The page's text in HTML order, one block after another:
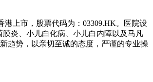
上市，股票代码为：03309.HK。医院设
炎、小儿白化病、小儿白内障以及马凡
趋势，以亲切至诚的态度，严谨的专业操